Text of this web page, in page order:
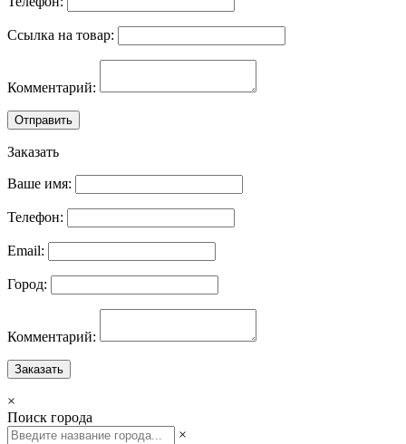
Ссылка на товар:
Комментарий:
Отправить
Заказать
Ваше имя:
Телефон:
Email:
Город:
Комментарий:
Заказать
×
Поиск города
×